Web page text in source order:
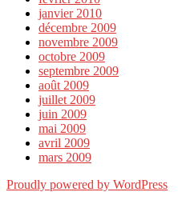
janvier 2010
décembre 2009
novembre 2009
octobre 2009
septembre 2009
août 2009
juillet 2009
juin 2009
mai 2009
avril 2009
mars 2009
Proudly powered by WordPress